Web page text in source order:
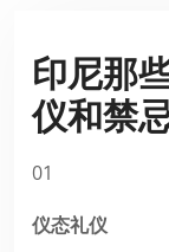
印尼那
仪和禁
01
仪态礼仪